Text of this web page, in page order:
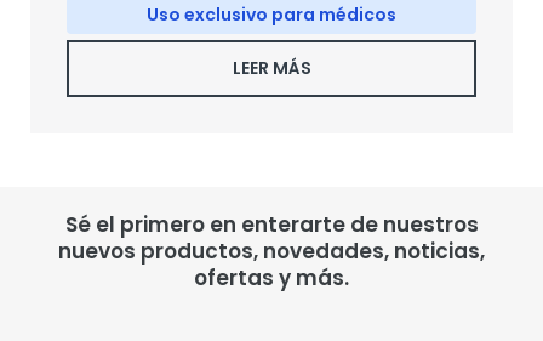
Uso exclusivo para médicos
LEER MÁS
Sé el primero en enterarte de nuestros
nuevos productos, novedades, noticias,
ofertas y más.